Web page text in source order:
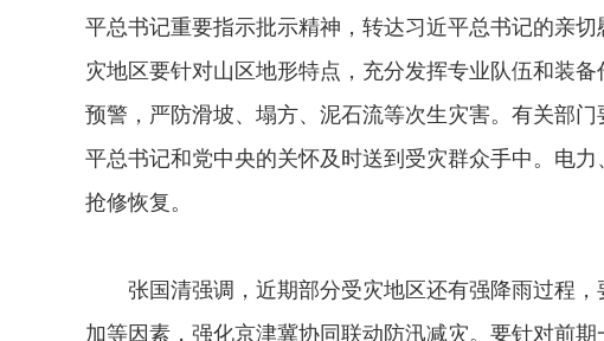
平总书记重要指示批示精神，转达习近平总书记的亲
灾地区要针对山区地形特点，充分发挥专业队伍和装
预警，严防滑坡、塌方、泥石流等次生灾害。有关部
平总书记和党中央的关怀及时送到受灾群众手中。电
抢修恢复。
张国清强调，近期部分受灾地区还有强降雨过程，
加等因素，强化京津冀协同联动防汛减灾。要针对前